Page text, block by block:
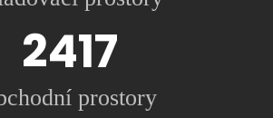
2500m2
prostory